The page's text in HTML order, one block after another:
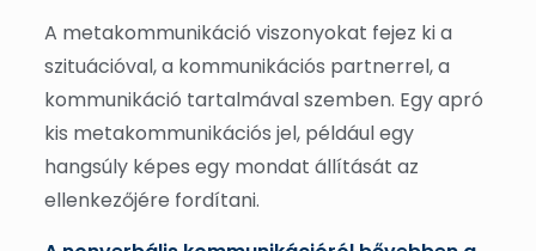
A metakommunikáció viszonyokat fejez ki a
szituációval, a kommunikációs partnerrel, a
kommunikáció tartalmával szemben. Egy apró
kis metakommunikációs jel, például egy
hangsúly képes egy mondat állítását az
ellenkezőjére fordítani.